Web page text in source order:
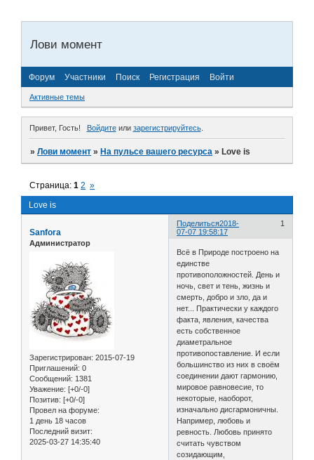
Лови момент
Форум Участники Поиск Регистрация Войти
Активные темы
Привет, Гость! Войдитеили зарегистрируйтесь.
»Лови момент »На пульсе вашего ресурса »Love is
Love is
Страница:1 2 »
Поделиться 1
2018-
07-07 19:58:17
Sanfora
Администратор
Зарегистрирован: 2015-07-19
Приглашений: 0
Сообщений: 1381
Уважение: [+0/-0]
Позитив: [+0/-0]
Провел на форуме:
1 день 18 часов
Последний визит:
2025-03-27 14:35:40
Всё в Природе построено на
единстве
противоположностей. День и
ночь, свет и тень, жизнь и
смерть, добро и зло, да и
нет... Практически у каждого
факта, явления, качества
есть собственное
диаметральное
противопоставление. И если
большинство из них в своём
соединении дают гармонию,
мировое равновесие, то
некоторые, наоборот,
изначально дисгармоничны.
Например, любовь и
ревность. Любовь принято
считать чувством
созидающим,